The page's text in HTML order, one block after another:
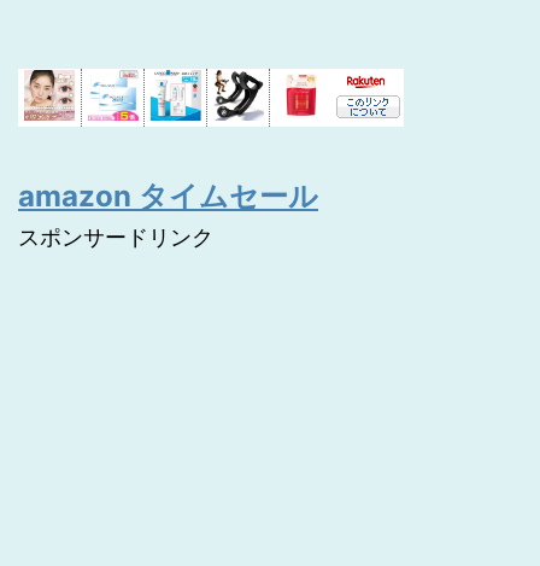
amazon タイムセール
スポンサードリンク